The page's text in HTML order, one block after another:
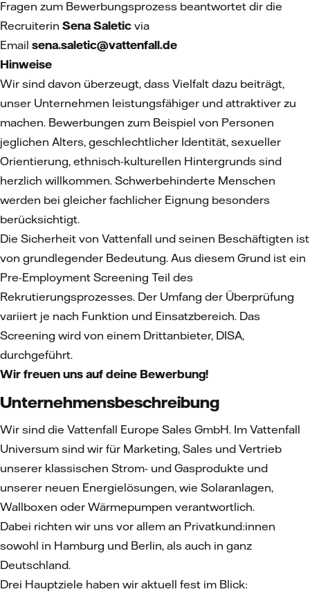
Fragen zum Bewerbungsprozess beantwortet dir die
Recruiterin Sena Saletic via
Email sena.saletic@vattenfall.de
Hinweise
Wir sind davon überzeugt, dass Vielfalt dazu beiträgt,
unser Unternehmen leistungsfähiger und attraktiver zu
machen. Bewerbungen zum Beispiel von Personen
jeglichen Alters, geschlechtlicher Identität, sexueller
Orientierung, ethnisch-kulturellen Hintergrunds sind
herzlich willkommen. Schwerbehinderte Menschen
werden bei gleicher fachlicher Eignung besonders
berücksichtigt.
Die Sicherheit von Vattenfall und seinen Beschäftigten ist
von grundlegender Bedeutung. Aus diesem Grund ist ein
Pre-Employment Screening Teil des
Rekrutierungsprozesses. Der Umfang der Überprüfung
variiert je nach Funktion und Einsatzbereich. Das
Screening wird von einem Drittanbieter, DISA,
durchgeführt.
Wir freuen uns auf deine Bewerbung!
Unternehmensbeschreibung
Wir sind die Vattenfall Europe Sales GmbH. Im Vattenfall
Universum sind wir für Marketing, Sales und Vertrieb
unserer klassischen Strom- und Gasprodukte und
unserer neuen Energielösungen, wie Solaranlagen,
Wallboxen oder Wärmepumpen verantwortlich.
Dabei richten wir uns vor allem an Privatkund:innen
sowohl in Hamburg und Berlin, als auch in ganz
Deutschland.
Drei Hauptziele haben wir aktuell fest im Blick: